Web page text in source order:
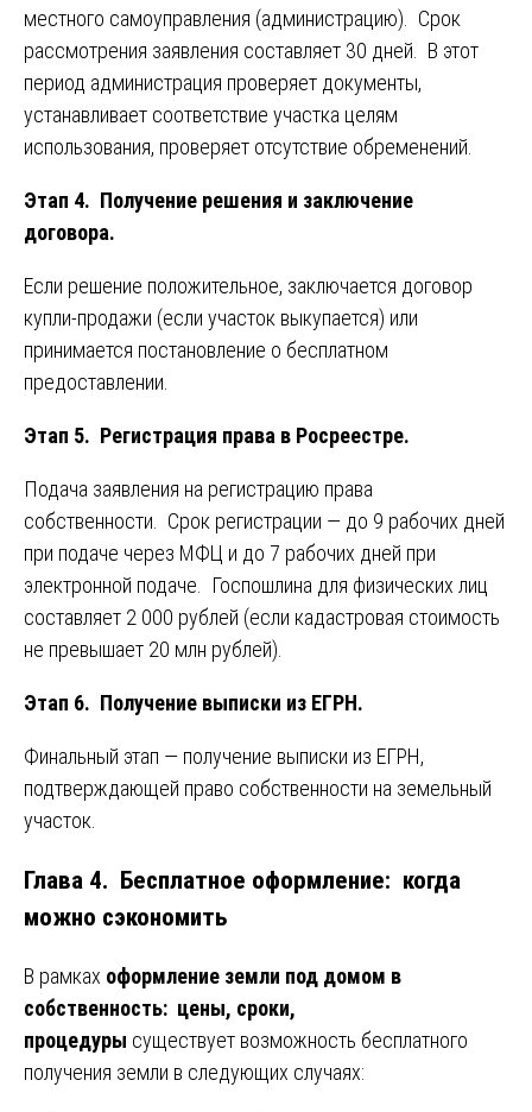
местного самоуправления (администрацию). Срок
рассмотрения заявления составляет 30 дней. В этот
период администрация проверяет документы,
устанавливает соответствие участка целям
использования, проверяет отсутствие обременений.
Этап 4. Получение решения и заключение
договора.
Если решение положительное, заключается договор
купли-продажи (если участок выкупается) или
принимается постановление о бесплатном
предоставлении.
Этап 5. Регистрация права в Росреестре.
Подача заявления на регистрацию права
собственности. Срок регистрации — до 9 рабочих дней
при подаче через МФЦ и до 7 рабочих дней при
электронной подаче. Госпошлина для физических лиц
составляет 2 000 рублей (если кадастровая стоимость
не превышает 20 млн рублей).
Этап 6. Получение выписки из ЕГРН.
Финальный этап — получение выписки из ЕГРН,
подтверждающей право собственности на земельный
участок.
Глава 4. Бесплатное оформление: когда
можно сэкономить
В рамках оформление земли под домом в
собственность: цены, сроки,
процедуры существует возможность бесплатного
получения земли в следующих случаях: